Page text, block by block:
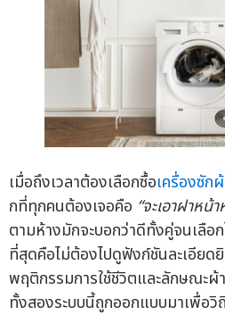
เมื่อถึงเวลาต้องเลือกซื้อเครื่องซัก
กที่ทุกคนต้องเจอคือ “จะเอาฝาหน้
ตามห้างมักจะบอกว่าดีทั้งคู่จนเลือ
ที่สุดคือไม่ต้องไปดูฟังก์ชันละเอีย
พฤติกรรมการใช้ชีวิตและลักษณะผ้
ทั้งสองระบบนี้ถูกออกแบบมาเพื่อ